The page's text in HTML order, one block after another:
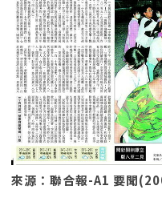
來源：聯合報-A1 要聞